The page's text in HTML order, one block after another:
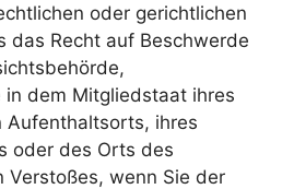
oder gerichtlichen
das Recht auf Beschwerde
in dem Mitgliedstaat ihres
Aufenthaltsorts, ihres
oder des Orts des
Verstoßes, wenn Sie der